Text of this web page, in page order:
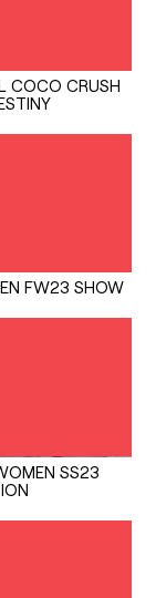
COCO CRUSH
FW23 SHOW
SS23